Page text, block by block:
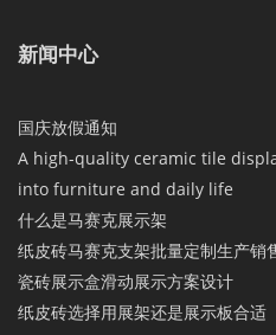
新闻中心
国庆放假通知
A high-quality ceramic tile
into furniture and daily life
什么是马赛克展示架
纸皮砖马赛克支架批量定制生产销
瓷砖展示盒滑动展示方案设计
纸皮砖选择用展架还是展示板合适